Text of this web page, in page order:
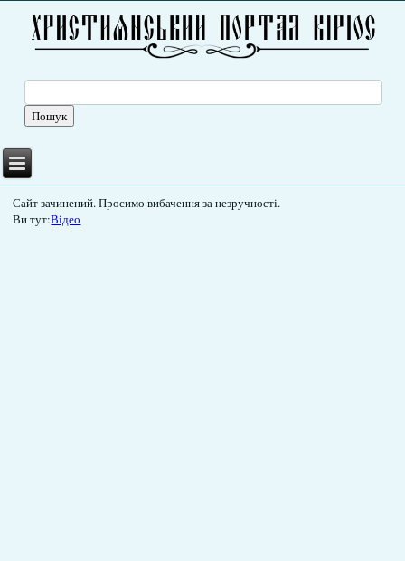
Сайт зачинений. Просимо вибачення за незручності.
Ви тут:Відео